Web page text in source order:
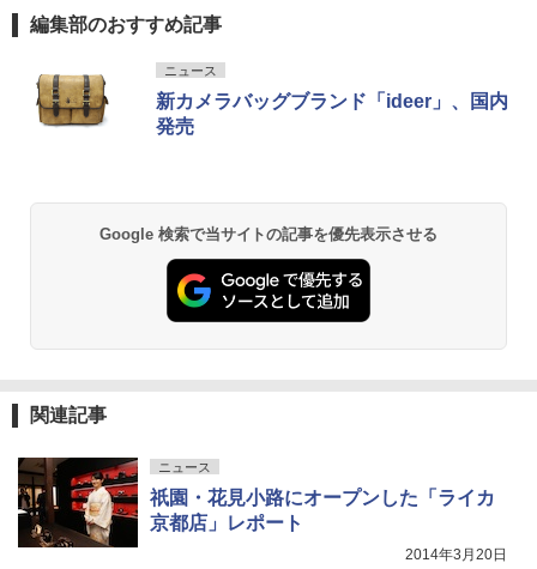
編集部のおすすめ記事
ニュース
新カメラバッグブランド「ideer」、国内
発売
Google 検索で当サイトの記事を優先表示させる
関連記事
ニュース
祇園・花見小路にオープンした「ライカ
京都店」レポート
2014年3月20日